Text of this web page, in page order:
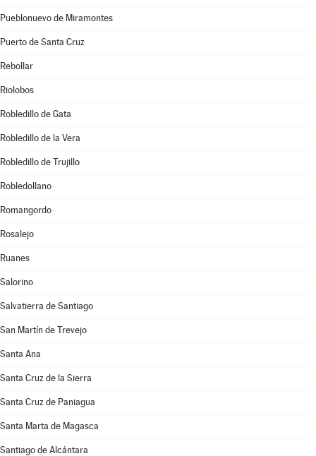
Pueblonuevo de Miramontes
Puerto de Santa Cruz
Rebollar
Riolobos
Robledillo de Gata
Robledillo de la Vera
Robledillo de Trujillo
Robledollano
Romangordo
Rosalejo
Ruanes
Salorino
Salvatierra de Santiago
San Martín de Trevejo
Santa Ana
Santa Cruz de la Sierra
Santa Cruz de Paniagua
Santa Marta de Magasca
Santiago de Alcántara